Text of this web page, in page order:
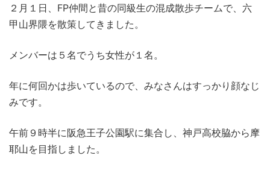
２月１日、FP仲間と昔の同級生の混成散歩チームで、六
甲山界隈を散策してきました。
メンバーは５名でうち女性が１名。
年に何回かは歩いているので、みなさんはすっかり顔なじ
みです。
午前９時半に阪急王子公園駅に集合し、神戸高校脇から摩
耶山を目指しました。